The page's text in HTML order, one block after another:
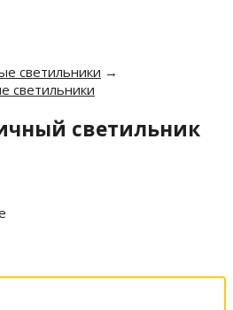
светильники →
светильники
светильник